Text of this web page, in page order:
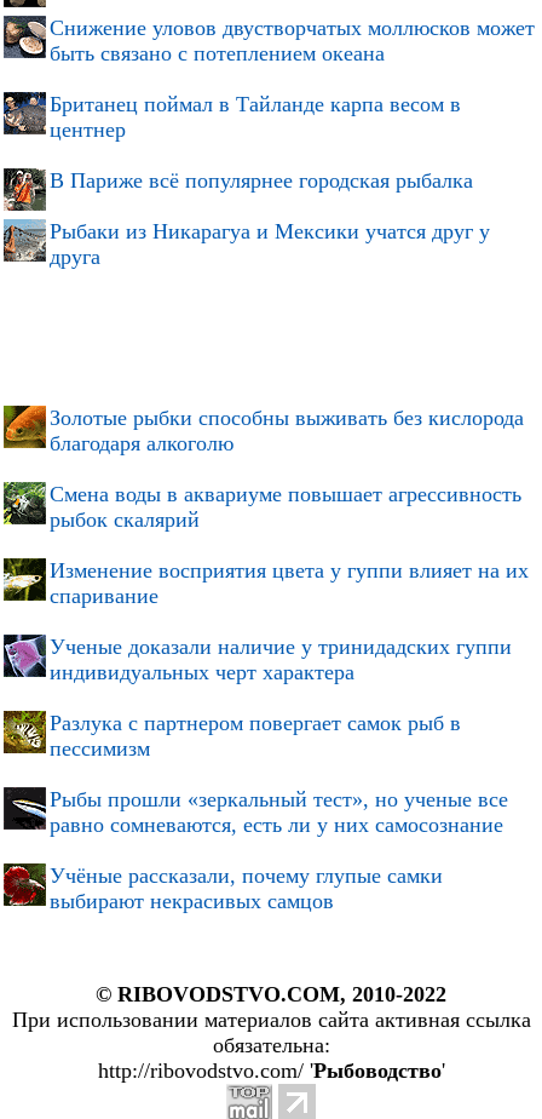
Снижение уловов двустворчатых моллюсков может
быть связано с потеплением океана
Британец поймал в Тайланде карпа весом в
центнер
В Париже всё популярнее городская рыбалка
Рыбаки из Никарагуа и Мексики учатся друг у
друга
Золотые рыбки способны выживать без кислорода
благодаря алкоголю
Смена воды в аквариуме повышает агрессивность
рыбок скалярий
Изменение восприятия цвета у гуппи влияет на их
спаривание
Ученые доказали наличие у тринидадских гуппи
индивидуальных черт характера
Разлука с партнером повергает самок рыб в
пессимизм
Рыбы прошли «зеркальный тест», но ученые все
равно сомневаются, есть ли у них самосознание
Учёные рассказали, почему глупые самки
выбирают некрасивых самцов
© RIBOVODSTVO.COM, 2010-2022
При использовании материалов сайта активная ссылка
обязательна:
http://ribovodstvo.com/ 'Рыбоводство'